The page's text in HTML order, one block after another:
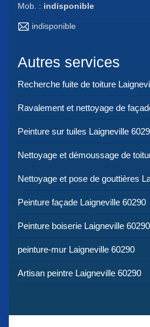
Mob. : indisponible
indisponible
Autres services
Recherche fuite de toiture
Ravalement et nettoyage de
Peinture sur tuiles Laigneville
Nettoyage et démoussage de
Nettoyage et pose de gouttières
Peinture façade Laigneville 60290
Peinture boiserie Laigneville 60290
peinture-mur Laigneville 60290
Artisan peintre Laigneville 60290